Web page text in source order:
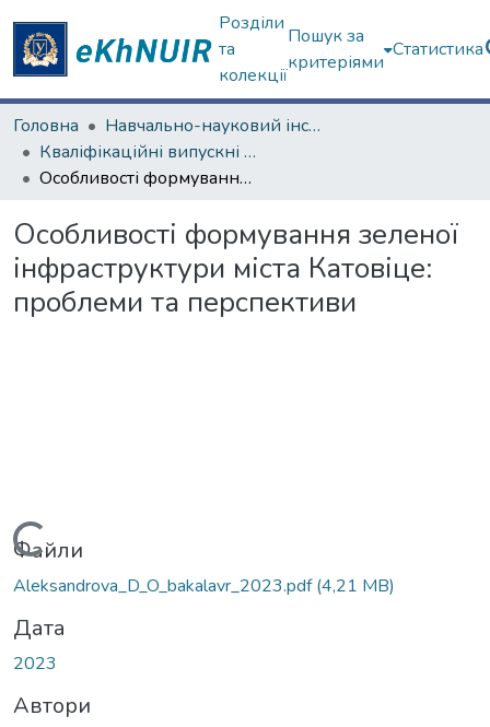
Розділи
та
колекції
Пошук за
критеріями
Статистика
Головна
Навчально-науковий інститут екології, зеленої енергетики та сталого розвитку
Кваліфікаційні випускні роботи бакалаврів. Навчально-науковий інститут екології, зеленої енергетики та сталого розвитку
Особливості формування зеленої інфраструктури міста Катовіце: проблеми та перспективи
Особливості формування зеленої
інфраструктури міста Катовіце:
проблеми та перспективи
Вантажиться...
Файли
Aleksandrova_D_O_bakalavr_2023.pdf(4,21 MB)
Дата
2023
Автори